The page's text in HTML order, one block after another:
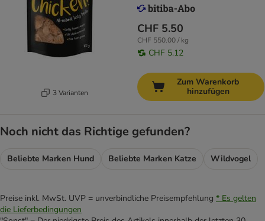
3 Varianten
CHF 5.50
CHF 550.00 / kg
CHF 5.12
Zum Warenkorb
hinzufügen
Noch nicht das Richtige gefunden?
Beliebte Marken Hund Beliebte Marken Katze Wildvogel
Preise inkl. MwSt. UVP = unverbindliche Preisempfehlung * Es gelten
die Lieferbedingungen